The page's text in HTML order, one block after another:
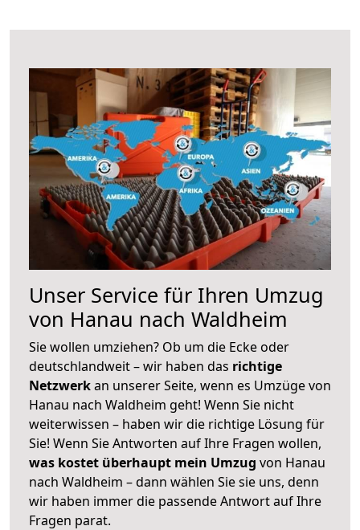
Unser Service für Ihren Umzug
von Hanau nach Waldheim
Sie wollen umziehen? Ob um die Ecke oder
deutschlandweit – wir haben das richtige
Netzwerkan unserer Seite, wenn es Umzüge von
Hanau nach Waldheim geht! Wenn Sie nicht
weiterwissen – haben wir die richtige Lösung für
Sie! Wenn Sie Antworten auf Ihre Fragen wollen,
was kostet überhaupt mein Umzug von Hanau
nach Waldheim – dann wählen Sie sie uns, denn
wir haben immer die passende Antwort auf Ihre
Fragen parat.